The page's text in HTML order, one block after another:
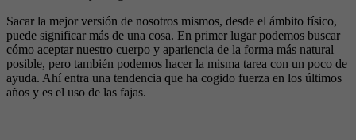
Sacar la mejor versión de nosotros mismos, desde el ámbito físico,
puede significar más de una cosa. En primer lugar podemos buscar
cómo aceptar nuestro cuerpo y apariencia de la forma más natural
posible, pero también podemos hacer la misma tarea con un poco de
ayuda. Ahí entra una tendencia que ha cogido fuerza en los últimos
años y es el uso de las fajas.